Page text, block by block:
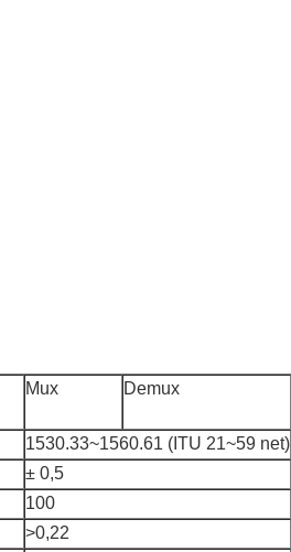
Mux Demux
1530.33~1560.61 (ITU 21~59 net)
± 0,5
100
>0,22